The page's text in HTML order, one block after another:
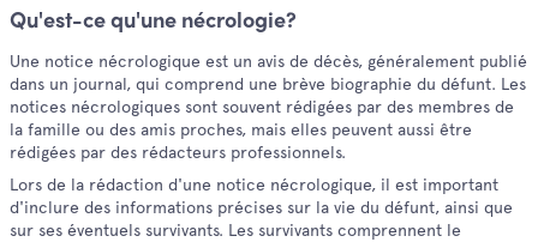
Qu'est-ce qu'une nécrologie?
Une notice nécrologique est un avis de décès, généralement publié
dans un journal, qui comprend une brève biographie du défunt. Les
notices nécrologiques sont souvent rédigées par des membres de
la famille ou des amis proches, mais elles peuvent aussi être
rédigées par des rédacteurs professionnels.
Lors de la rédaction d'une notice nécrologique, il est important
d'inclure des informations précises sur la vie du défunt, ainsi que
sur ses éventuels survivants. Les survivants comprennent le